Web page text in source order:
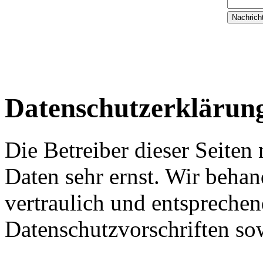
Die Betreiber dieser
Daten sehr ernst. Wir
vertraulich und
Datenschutzvorschriften